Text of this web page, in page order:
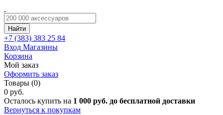
Найти
+7 (383) 383 25 84
Вход Магазины
Корзина
Мой заказ
Оформить заказ
Товары (0)
0 руб.
Осталось купить на 1 000 руб. до бесплатной доставки
Вернуться к покупкам